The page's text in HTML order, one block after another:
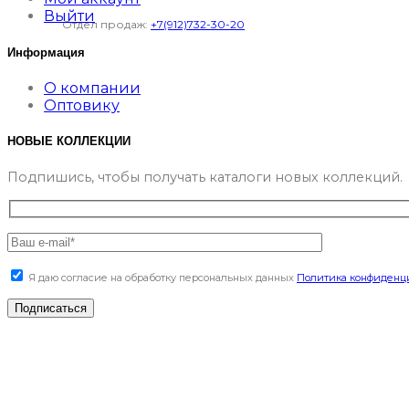
Отдел продаж: +7(912)732-30-20
Выйти
Информация
О компании
Оптовику
НОВЫЕ КОЛЛЕКЦИИ
Подпишись, чтобы получать каталоги новых коллекций.
Я даю согласие на обработку персональных данных Политика